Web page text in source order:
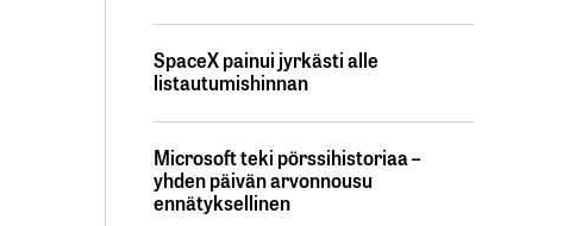
SpaceX painui jyrkästi alle
listautumishinnan
Microsoft teki pörssihistoriaa –
yhden päivän arvonnousu
ennätyksellinen